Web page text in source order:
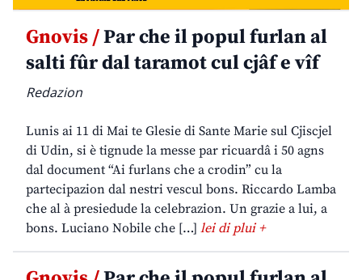
Gnovis /Par che il popul furlan al
salti fûr dal taramot cul cjâf e vîf
Redazion
Lunis ai 11 di Mai te Glesie di Sante Marie sul Cjiscjel
di Udin, si è tignude la messe par ricuardâ i 50 agns
dal document “Ai furlans che a crodin” cu la
partecipazion dal nestri vescul bons. Riccardo Lamba
che al à presiedude la celebrazion. Un grazie a lui, a
bons. Luciano Nobile che […] lei di plui +